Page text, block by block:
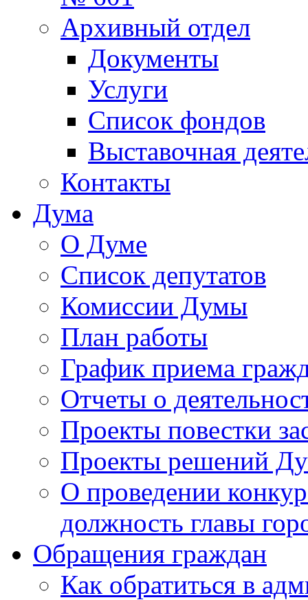
Архивный отдел
Документы
Услуги
Список фондов
Выставочная
Контакты
Дума
О Думе
Список депутатов
Комиссии Думы
План работы
График приема
Отчеты о
Проекты повестки
Проекты решений
О проведении
должность главы
Обращения граждан
Как обратиться в